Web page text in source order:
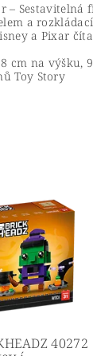
Sestavitelná
a
a Pixar
cm na výšku,
Toy Story
40272